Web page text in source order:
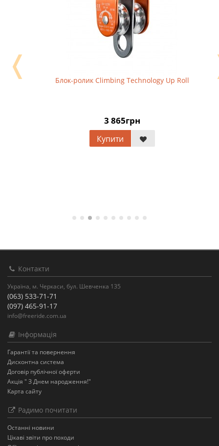
Блок-ролик Climbing Technology Up Roll
3 865грн
Купити
❬
Контакти
Україна, м. Черкаси, бул. Шевченка 135
(063) 533-71-71
(097) 465-91-17
info@freeride.com.ua
Інформація
Гарантії та повернення
Дисконтна система
Договір публічної оферти
Акція " З Днем народження!"
Карта сайту
Радимо почитати
Останнi новини
Цікаві звіти про походи